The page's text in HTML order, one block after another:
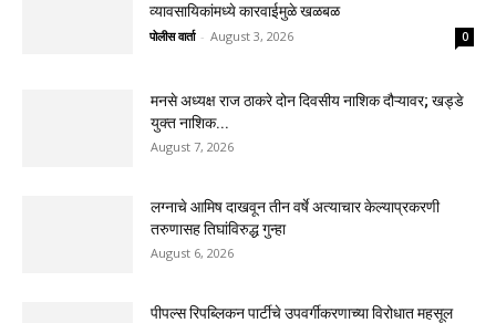
व्यावसायिकांमध्ये कारवाईमुळे खळबळ
पोलीस वार्ता - August 3, 2026 0
मनसे अध्यक्ष राज ठाकरे दोन दिवसीय नाशिक दौऱ्यावर; खड्डे
युक्त नाशिक...
August 7, 2026
लग्नाचे आमिष दाखवून तीन वर्षे अत्याचार केल्याप्रकरणी
तरुणासह तिघांविरुद्ध गुन्हा
August 6, 2026
पीपल्स रिपब्लिकन पार्टीचे उपवर्गीकरणाच्या विरोधात महसूल